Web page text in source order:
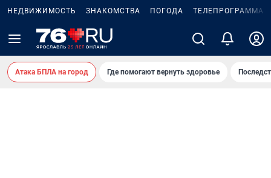
НЕДВИЖИМОСТЬ ЗНАКОМСТВА ПОГОДА ТЕЛЕПРОГРАММА
Атака БПЛА на город Где помогают вернуть здоровье